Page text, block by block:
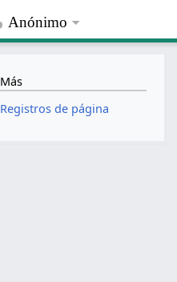
Anónimo
Más
Registros de página